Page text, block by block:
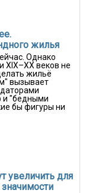
жилья
Однако
XIX–XX веков не
жильё
вызывает
и "бедными
бы фигуры ни
увеличить для